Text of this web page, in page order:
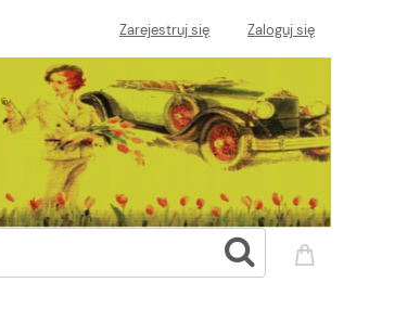
Zarejestruj się Zaloguj się